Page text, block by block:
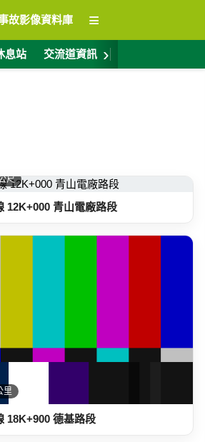
故影像資料庫 ≡
息站 交流道資訊 ›
尺
12K+000 青山電廠路段
里
18K+900 德基路段